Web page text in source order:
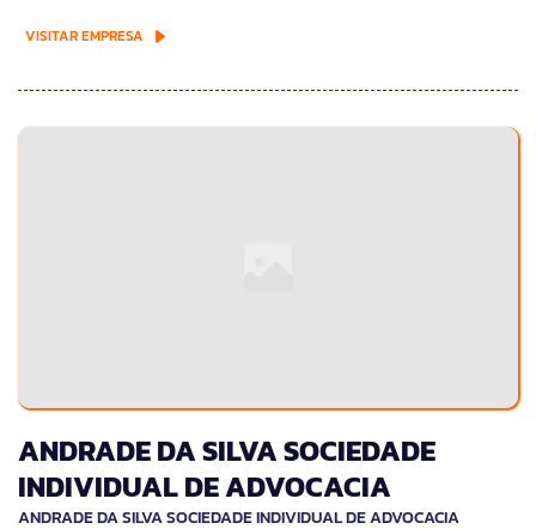
VISITAR EMPRESA
ANDRADE DA SILVA SOCIEDADE
INDIVIDUAL DE ADVOCACIA
ANDRADE DA SILVA SOCIEDADE INDIVIDUAL DE ADVOCACIA